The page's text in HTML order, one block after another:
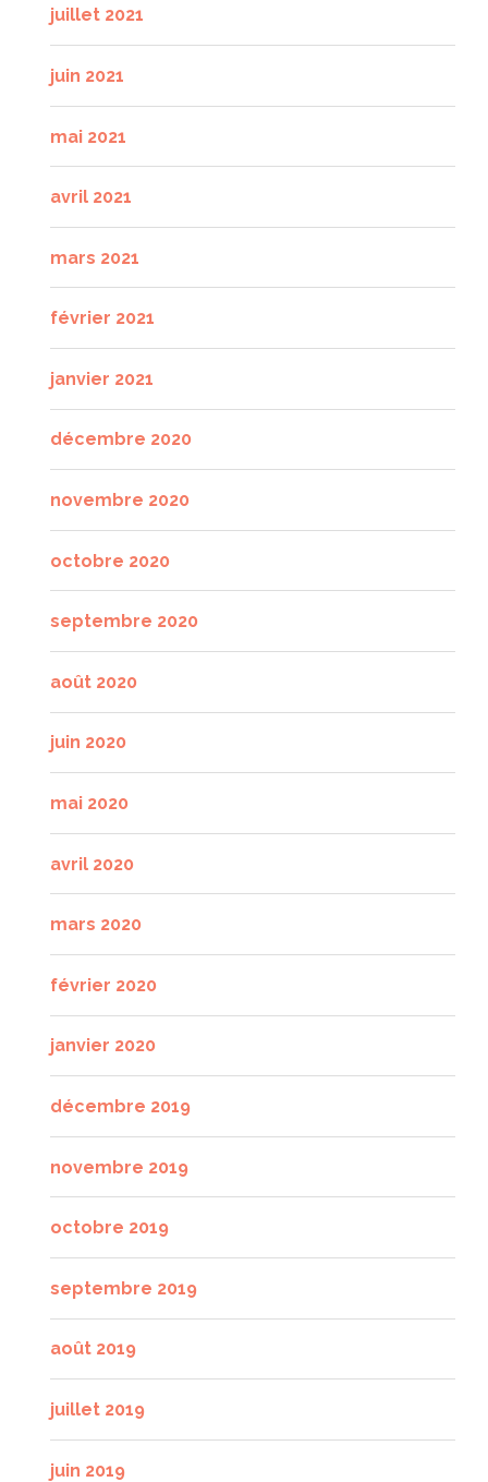
juillet 2021
juin 2021
mai 2021
avril 2021
mars 2021
février 2021
janvier 2021
décembre 2020
novembre 2020
octobre 2020
septembre 2020
août 2020
juin 2020
mai 2020
avril 2020
mars 2020
février 2020
janvier 2020
décembre 2019
novembre 2019
octobre 2019
septembre 2019
août 2019
juillet 2019
juin 2019